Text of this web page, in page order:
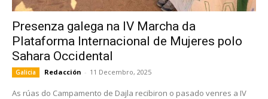
Presenza galega na IV Marcha da
Plataforma Internacional de Mujeres polo
Sahara Occidental
Galicia Redacción - 11 Decembro, 2025
As rúas do Campamento de Dajla recibiron o pasado venres a IV